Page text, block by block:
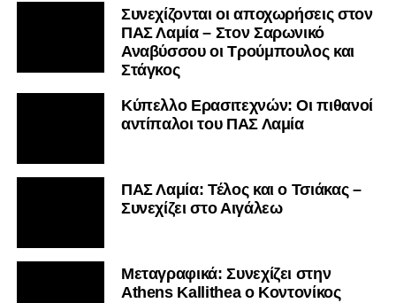
Συνεχίζονται οι αποχωρήσεις στον
ΠΑΣ Λαμία – Στον Σαρωνικό
Αναβύσσου οι Τρούμπουλος και
Στάγκος
Κύπελλο Ερασιτεχνών: Οι πιθανοί
αντίπαλοι του ΠΑΣ Λαμία
ΠΑΣ Λαμία: Τέλος και ο Τσιάκας –
Συνεχίζει στο Αιγάλεω
Mεταγραφικά: Συνεχίζει στην
Athens Kallithea ο Κοντονίκος